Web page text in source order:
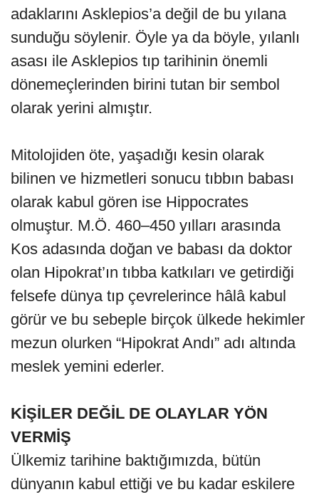
adaklarını Asklepios’a değil de bu yılana
sunduğu söylenir. Öyle ya da böyle, yılanlı
asası ile Asklepios tıp tarihinin önemli
dönemeçlerinden birini tutan bir sembol
olarak yerini almıştır.
Mitolojiden öte, yaşadığı kesin olarak
bilinen ve hizmetleri sonucu tıbbın babası
olarak kabul gören ise Hippocrates
olmuştur. M.Ö. 460–450 yılları arasında
Kos adasında doğan ve babası da doktor
olan Hipokrat’ın tıbba katkıları ve getirdiği
felsefe dünya tıp çevrelerince hâlâ kabul
görür ve bu sebeple birçok ülkede hekimler
mezun olurken “Hipokrat Andı” adı altında
meslek yemini ederler.
KİŞİLER DEĞİL DE OLAYLAR YÖN
VERMİŞ
Ülkemiz tarihine baktığımızda, bütün
dünyanın kabul ettiği ve bu kadar eskilere